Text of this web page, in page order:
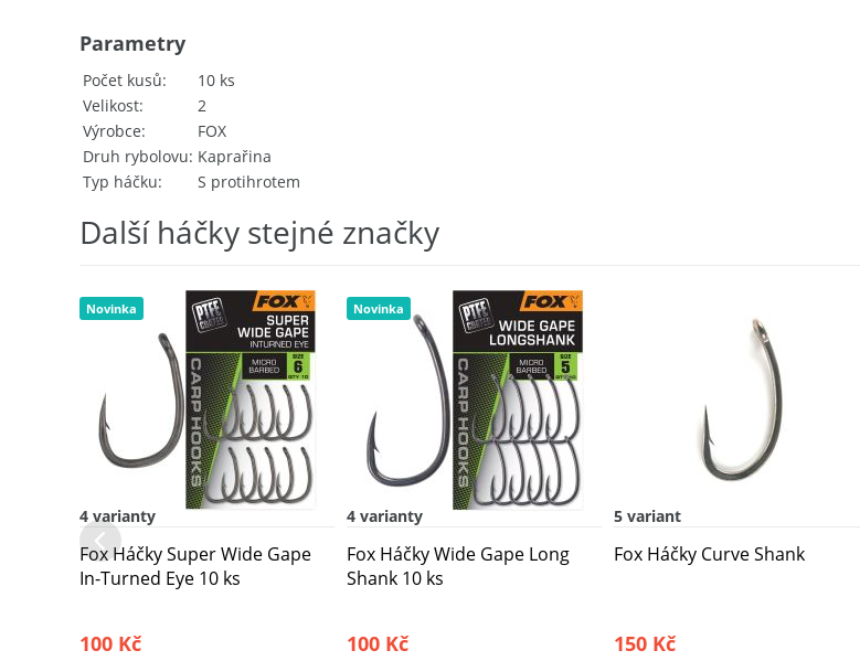
Počet kusů
10 ks
Velikost
2
Výrobce
FOX
Druh rybolovu Kaprařina
Typ háčku
S protihrotem
Parametry
Další háčky stejné značky
Novinka
4 varianty
Fox Háčky Super Wide Gape
In-Turned Eye 10 ks
100 Kč
Novinka
4 varianty
Fox Háčky Wide Gape Long
Shank 10 ks
100 Kč
5 variant
Fox Háčky Curve Shank
150 Kč